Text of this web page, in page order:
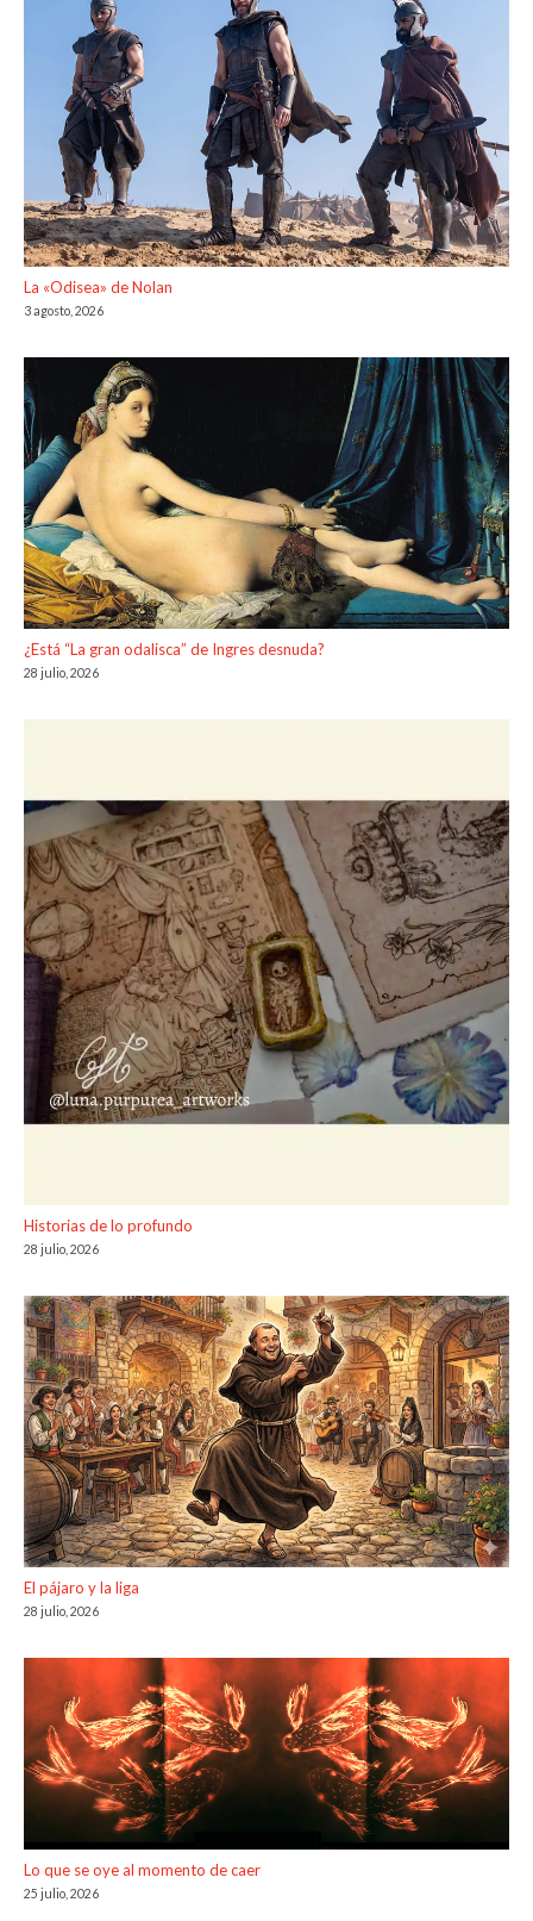
La «Odisea» de Nolan
3 agosto, 2026
¿Está “La gran odalisca” de Ingres desnuda?
28 julio, 2026
Historias de lo profundo
28 julio, 2026
El pájaro y la liga
28 julio, 2026
Lo que se oye al momento de caer
25 julio, 2026